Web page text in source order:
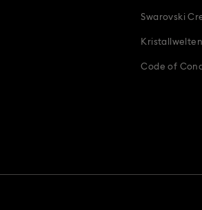
Swarovski
Kristallwelten
Code of